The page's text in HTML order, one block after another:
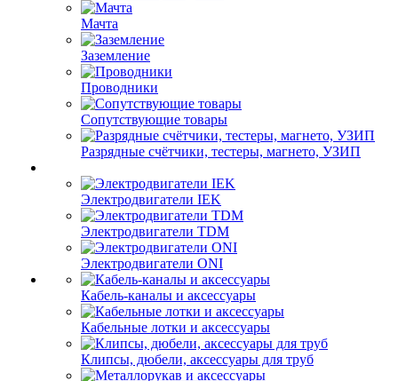
Мачта
Заземление
Проводники
Сопутствующие товары
Разрядные счётчики, тестеры, магнето, УЗИП
Электродвигатели IEK
Электродвигатели TDM
Электродвигатели ONI
Кабель-каналы и аксессуары
Кабельные лотки и аксессуары
Клипсы, дюбели, аксессуары для труб